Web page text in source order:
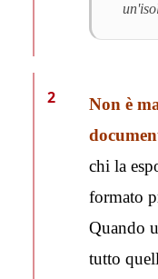
2
Non è
chi la
formato
Quando
tutto